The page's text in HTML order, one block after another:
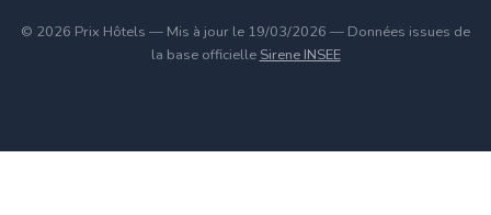
© 2026 Prix Hôtels — Mis à jour le 19/03/2026 — Données issues de
la base officielle Sirene INSEE